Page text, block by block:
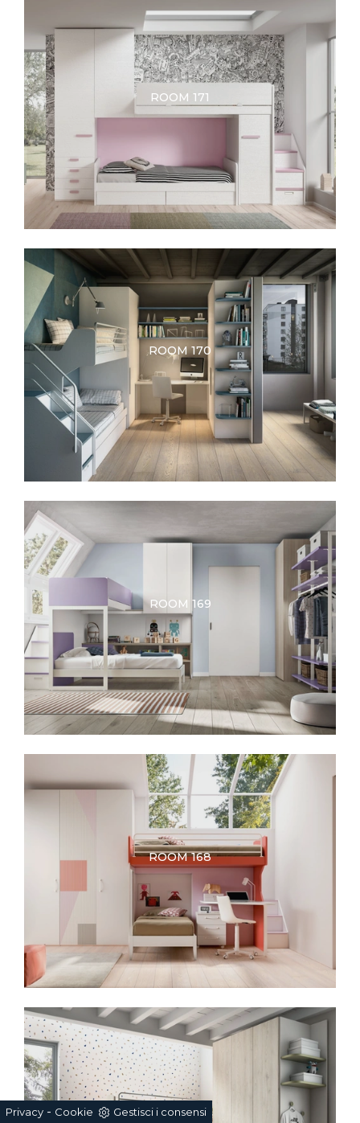
Privacy - Cookie Gestisci i consensi
ROOM 171
ROOM 170
ROOM 169
ROOM 168
ROOM 167